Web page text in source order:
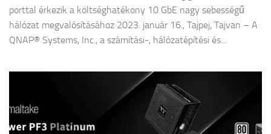
porttal érkezik a költséghatékony 10 GbE nagy sebességű
hálózat megvalósításához 2023. január 16., Tajpej, Tajvan – A
QNAP® Systems, Inc., a számítási-, hálózatépítési és...